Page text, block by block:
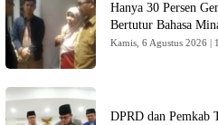
Hanya 30 Persen
Bertutur Bahasa
Kamis, 6 Agustus 2026 |
DPRD dan Pemkab